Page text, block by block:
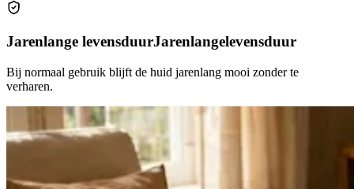
Jarenlange levensduurJarenlangelevensduur
Bij normaal gebruik blijft de huid jarenlang mooi zonder te
verharen.